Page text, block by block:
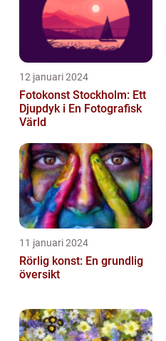
12 januari 2024
Fotokonst Stockholm: Ett
Djupdyk i En Fotografisk
Värld
11 januari 2024
Rörlig konst: En grundlig
översikt